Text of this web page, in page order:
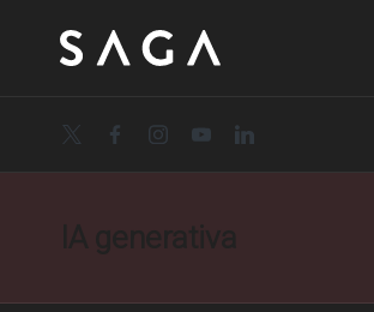
twitter.com
facebook.com
instagram.com
youtube.com
linkedin.com
IA generativa